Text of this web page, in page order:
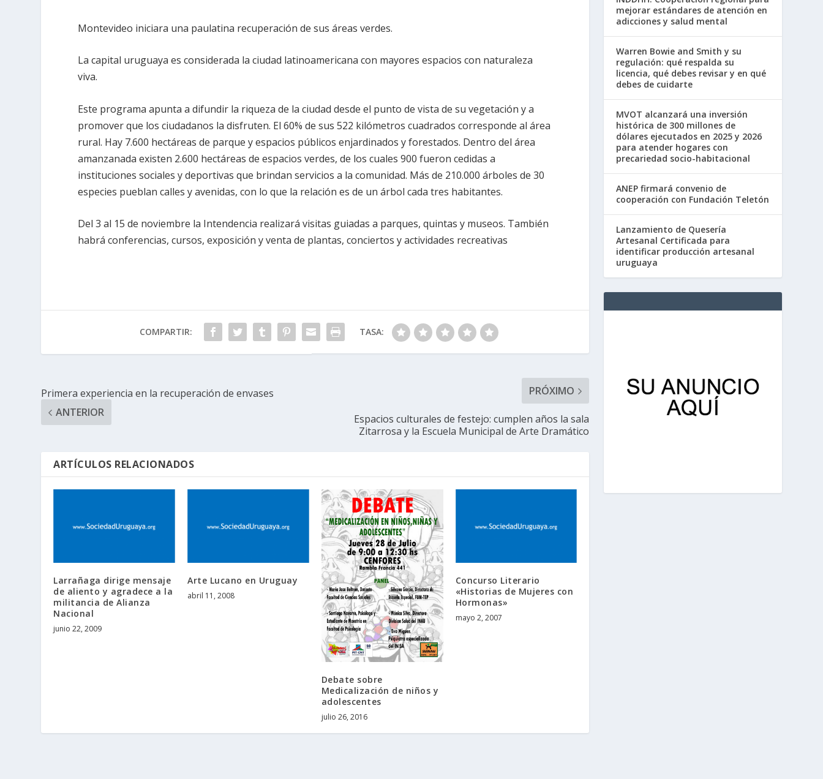
Montevideo iniciara una paulatina recuperación de sus áreas verdes.
La capital uruguaya es considerada la ciudad latinoamericana con mayores espacios con naturaleza
viva.
Este programa apunta a difundir la riqueza de la ciudad desde el punto de vista de su vegetación y a
promover que los ciudadanos la disfruten. El 60% de sus 522 kilómetros cuadrados corresponde al área
rural. Hay 7.600 hectáreas de parque y espacios públicos enjardinados y forestados. Dentro del área
amanzanada existen 2.600 hectáreas de espacios verdes, de los cuales 900 fueron cedidas a
instituciones sociales y deportivas que brindan servicios a la comunidad. Más de 210.000 árboles de 30
especies pueblan calles y avenidas, con lo que la relación es de un árbol cada tres habitantes.
Del 3 al 15 de noviembre la Intendencia realizará visitas guiadas a parques, quintas y museos. También
habrá conferencias, cursos, exposición y venta de plantas, conciertos y actividades recreativas
COMPARTIR: TASA:
Primera experiencia en la recuperación de envases
ANTERIOR
PRÓXIMO
Espacios culturales de festejo: cumplen años la sala
Zitarrosa y la Escuela Municipal de Arte Dramático
ARTÍCULOS RELACIONADOS
Larrañaga dirige mensaje
de aliento y agradece a la
militancia de Alianza
Nacional
junio 22, 2009
Arte Lucano en Uruguay
abril 11, 2008
Debate sobre
Medicalización de niños y
adolescentes
julio 26, 2016
Concurso Literario
«Historias de Mujeres con
Hormonas»
mayo 2, 2007
mejorar estándares de atención en
adicciones y salud mental
Warren Bowie and Smith y su
regulación: qué respalda su
licencia, qué debes revisar y en qué
debes de cuidarte
MVOT alcanzará una inversión
histórica de 300 millones de
dólares ejecutados en 2025 y 2026
para atender hogares con
precariedad socio-habitacional
ANEP firmará convenio de
cooperación con Fundación Teletón
Lanzamiento de Quesería
Artesanal Certificada para
identificar producción artesanal
uruguaya